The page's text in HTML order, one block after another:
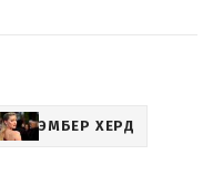
ЭМБЕР ХЕРД